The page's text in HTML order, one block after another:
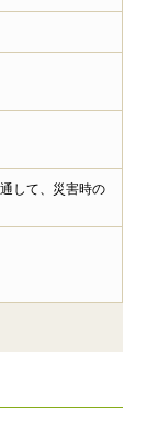
して、災害時の